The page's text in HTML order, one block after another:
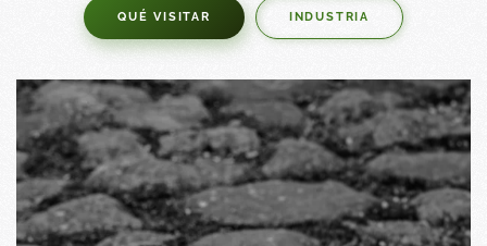
QUÉ VISITAR INDUSTRIA